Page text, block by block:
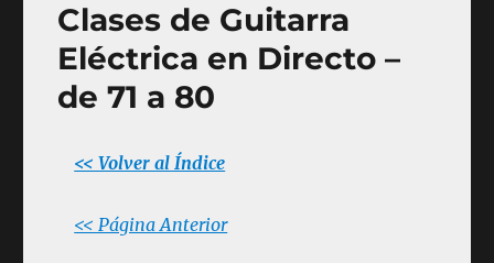
Clases de Guitarra
Eléctrica en Directo –
de 71 a 80
<< Volver al Índice
<< Página Anterior